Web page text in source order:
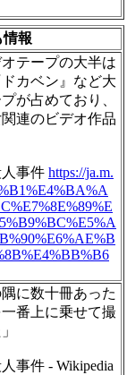
情報
オテープの大半は
カベン』など大
が占めており、
連のビデオ作品
事件 https://ja.m.
に数十冊あった
番上に乗せて撮
事件 - Wikipedia